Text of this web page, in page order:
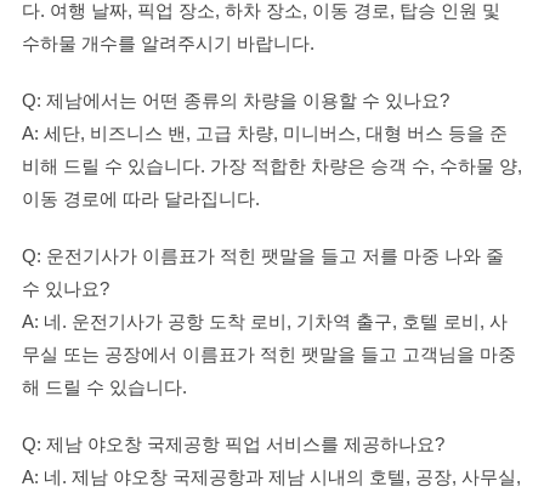
다. 여행 날짜, 픽업 장소, 하차 장소, 이동 경로, 탑승 인원 및
수하물 개수를 알려주시기 바랍니다.
Q: 제남에서는 어떤 종류의 차량을 이용할 수 있나요?
A: 세단, 비즈니스 밴, 고급 차량, 미니버스, 대형 버스 등을 준
비해 드릴 수 있습니다. 가장 적합한 차량은 승객 수, 수하물 양,
이동 경로에 따라 달라집니다.
Q: 운전기사가 이름표가 적힌 팻말을 들고 저를 마중 나와 줄
수 있나요?
A: 네. 운전기사가 공항 도착 로비, 기차역 출구, 호텔 로비, 사
무실 또는 공장에서 이름표가 적힌 팻말을 들고 고객님을 마중
해 드릴 수 있습니다.
Q: 제남 야오창 국제공항 픽업 서비스를 제공하나요?
A: 네. 제남 야오창 국제공항과 제남 시내의 호텔, 공장, 사무실,